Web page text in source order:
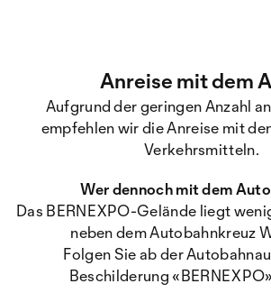
Anreise mit dem
Aufgrund der geringen Anzahl
empfehlen wir die Anreise mit
Verkehrsmitteln.
Wer dennoch mit dem
Das BERNEXPO-Gelände liegt
neben dem Autobahnkreuz
Folgen Sie ab der
Beschilderung